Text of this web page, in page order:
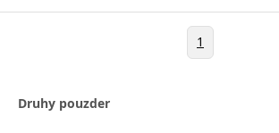
1
Druhy pouzder